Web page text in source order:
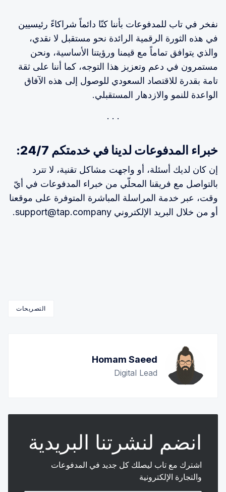
نفخر في تاب للمدفوعات بأننا كنّا دائماً شراكاءً رئيسيين
في هذه الثورة الرقمية الرائدة نحو مستقبل لا نقدي،
والذي يتوافق تماماً مع قيمنا ورؤيتنا الأساسية، ونحن
مستمرون في دعم وتعزيز هذا التوجه، كما أننا على ثقة
تامة بقدرة للاقتصاد السعودي للوصول إلى هذه الآفاق
الواعدة للنمو والازدهار المستقبلي.
خبراء المدفوعات لدينا في خدمتكم 24/7:
إن كان لديك أسئلة، أو واجهت مشاكل تقنية، لا تترد
بالتواصل مع فريقنا المحلّي من خبراء المدفوعات في أيّ
وقت، عبر خدمة المراسلة المباشرة المتوفرة على موقعنا
أو من خلال البريد الإلكتروني support@tap.company.
التصريحات
Homam Saeed
Digital Lead
انضم لنشرتنا البريدية
اشترك مع تاب ليصلك كل جديد في المدفوعات
والتجارة الإلكترونية